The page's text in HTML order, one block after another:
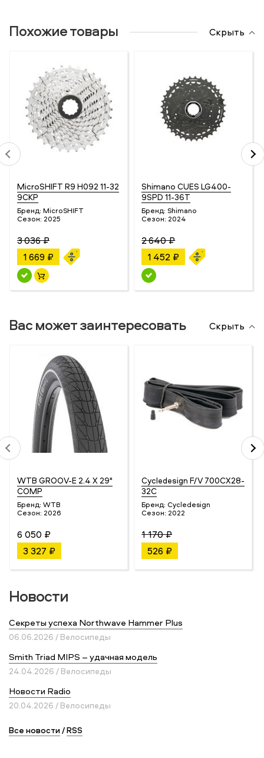
Похожие товары Скрыть
MicroSHIFT R9 H092 11-32
9СКР
Бренд: MicroSHIFT
Сезон: 2025
3 036 ₽
1 669 ₽
Shimano CUES LG400-
9SPD 11-36T
Бренд: Shimano
Сезон: 2024
2 640 ₽
1 452 ₽
Вас может заинтересовать Скрыть
WTB GROOV-E 2.4 X 29"
COMP
Бренд: WTB
Сезон: 2026
6 050 ₽
3 327 ₽
Cycledesign F/V 700CX28-
32C
Бренд: Cycledesign
Сезон: 2022
1 170 ₽
526 ₽
Новости
Секреты успеха Northwave Hammer Plus
06.06.2026 / Велосипеды
Smith Triad MIPS – удачная модель
24.04.2026 / Велосипеды
Новости Radio
20.04.2026 / Велосипеды
Все новости/RSS